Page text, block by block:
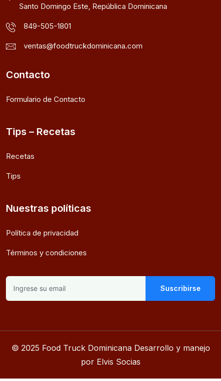
Santo Domingo Este, República Dominicana
849-505-1801
ventas@foodtruckdominicana.com
Contacto
Formulario de Contacto
Tips – Recetas
Recetas
Tips
Nuestras políticas
Política de privacidad
Términos y condiciones
Suscribirse
© 2025 Food Truck Dominicana Desarrollo y manejo
por Elvis Socias